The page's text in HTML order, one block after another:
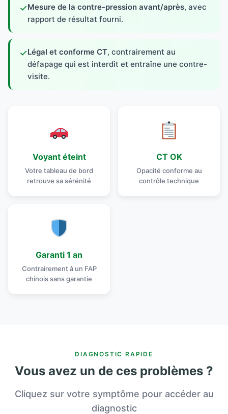
✓Mesure de la contre-pression avant/après, avec
rapport de résultat fourni.
✓Légal et conforme CT, contrairement au
défapage qui est interdit et entraîne une contre-
visite.
Voyant éteint
Votre tableau de bord
retrouve sa sérénité
CT OK
Opacité conforme au
contrôle technique
Garanti 1 an
Contrairement à un FAP
chinois sans garantie
DIAGNOSTIC RAPIDE
Vous avez un de ces problèmes ?
Cliquez sur votre symptôme pour accéder au
diagnostic